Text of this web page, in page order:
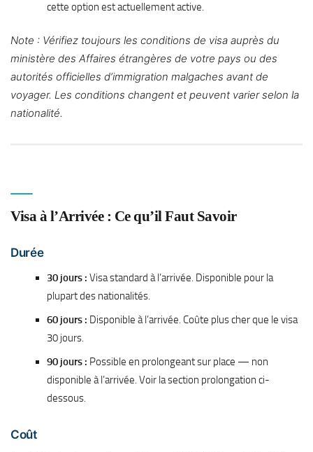
cette option est actuellement active.
Note : Vérifiez toujours les conditions de visa auprès du
ministère des Affaires étrangères de votre pays ou des
autorités officielles d’immigration malgaches avant de
voyager. Les conditions changent et peuvent varier selon la
nationalité.
Visa à l’Arrivée : Ce qu’il Faut Savoir
Durée
30 jours : Visa standard à l’arrivée. Disponible pour la
plupart des nationalités.
60 jours : Disponible à l’arrivée. Coûte plus cher que le visa
30 jours.
90 jours : Possible en prolongeant sur place — non
disponible à l’arrivée. Voir la section prolongation ci-
dessous.
Coût